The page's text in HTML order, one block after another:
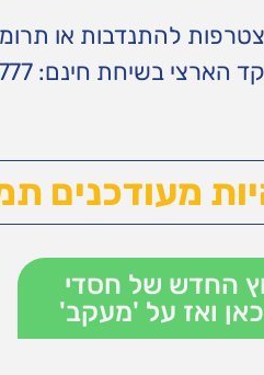
להתנדבות או
מעודכנים
החדש של חסדי
ואז על 'מעקב'